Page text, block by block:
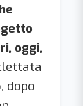
oggi,
dopo